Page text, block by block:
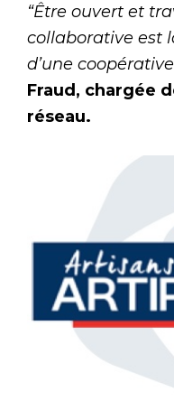
“Être ouvert et
collaborative est
d’une
Fraud, chargée
réseau.